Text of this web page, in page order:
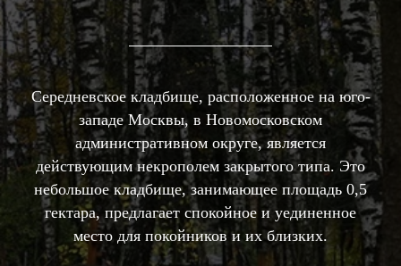
РАБОТЫ
КЛАДБИЩА
КОНТАКТЫ
ВИДЫ ГРАНИТА
Середневское кладбище, расположенное на юго-
западе Москвы, в Новомосковском
административном округе, является
действующим некрополем закрытого типа. Это
небольшое кладбище, занимающее площадь 0,5
гектара, предлагает спокойное и уединенное
место для покойников и их близких.